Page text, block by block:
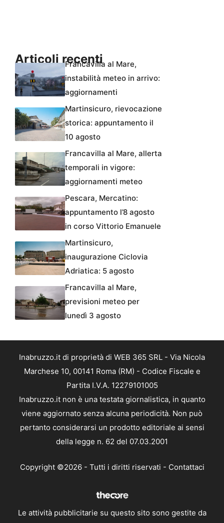
Articoli recenti
Francavilla al Mare,
instabilità meteo in arrivo:
aggiornamenti
Martinsicuro, rievocazione
storica: appuntamento il
10 agosto
Francavilla al Mare, allerta
temporali in vigore:
aggiornamenti meteo
Pescara, Mercatino:
appuntamento l’8 agosto
in corso Vittorio Emanuele
Martinsicuro,
inaugurazione Ciclovia
Adriatica: 5 agosto
Francavilla al Mare,
previsioni meteo per
lunedì 3 agosto
Inabruzzo.it di proprietà di WEB 365 SRL - Via Nicola
Marchese 10, 00141 Roma (RM) - Codice Fiscale e
Partita I.V.A. 12279101005
Inabruzzo.it non è una testata giornalistica, in quanto
viene aggiornato senza alcuna periodicità. Non può
pertanto considerarsi un prodotto editoriale ai sensi
della legge n. 62 del 07.03.2001
Copyright ©2026 - Tutti i diritti riservati - Contattaci
Le attività pubblicitarie su questo sito sono gestite da